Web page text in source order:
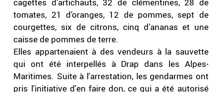
cagettes d’artichauts, 32 de clémentines, 28 de
tomates, 21 d’oranges, 12 de pommes, sept de
courgettes, six de citrons, cinq d’ananas et une
caisse de pommes de terre.
Elles appartenaient à des vendeurs à la sauvette
qui ont été interpellés à Drap dans les Alpes-
Maritimes. Suite à l'arrestation, les gendarmes ont
pris l'initiative d'en faire don, ce qui a été autorisé